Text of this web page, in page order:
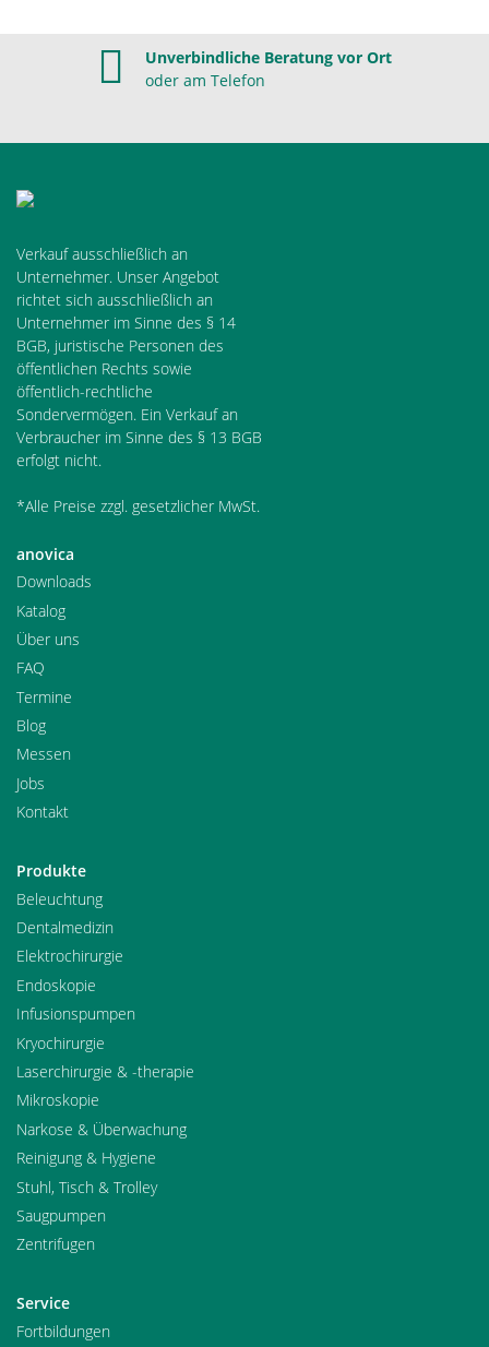
Unverbindliche Beratung vor Ort
oder am Telefon
Verkauf ausschließlich an
Unternehmer. Unser Angebot
richtet sich ausschließlich an
Unternehmer im Sinne des § 14
BGB, juristische Personen des
öffentlichen Rechts sowie
öffentlich-rechtliche
Sondervermögen. Ein Verkauf an
Verbraucher im Sinne des § 13 BGB
erfolgt nicht.
*Alle Preise zzgl. gesetzlicher MwSt.
anovica
Downloads
Katalog
Über uns
FAQ
Termine
Blog
Messen
Jobs
Kontakt
Produkte
Beleuchtung
Dentalmedizin
Elektrochirurgie
Endoskopie
Infusionspumpen
Kryochirurgie
Laserchirurgie & -therapie
Mikroskopie
Narkose & Überwachung
Reinigung & Hygiene
Stuhl, Tisch & Trolley
Saugpumpen
Zentrifugen
Service
Fortbildungen